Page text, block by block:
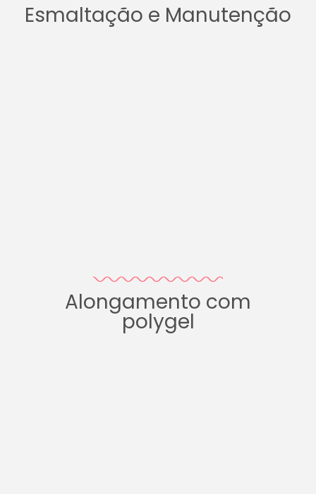
Esmaltação e Manutenção
Alongamento com
polygel